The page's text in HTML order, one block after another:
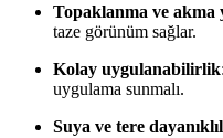
Topaklanma ve akma
taze görünüm sağlar.
Kolay uygulanabilirlik
uygulama sunmalı.
Suya ve tere